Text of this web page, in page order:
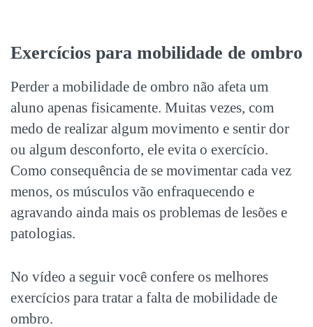
Exercícios para mobilidade de ombro
Perder a mobilidade de ombro não afeta um
aluno apenas fisicamente. Muitas vezes, com
medo de realizar algum movimento e sentir dor
ou algum desconforto, ele evita o exercício.
Como consequência de se movimentar cada vez
menos, os músculos vão enfraquecendo e
agravando ainda mais os problemas de lesões e
patologias.
No vídeo a seguir você confere os melhores
exercícios para tratar a falta de mobilidade de
ombro.